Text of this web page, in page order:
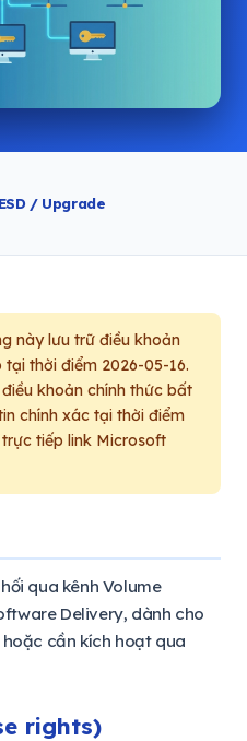
/ Upgrade
này lưu trữ điều khoản
thời điểm 2026-05-16.
khoản chính thức bất
chính xác tại thời điểm
tiếp link Microsoft
qua kênh Volume
Delivery, dành cho
cần kích hoạt qua
rights)